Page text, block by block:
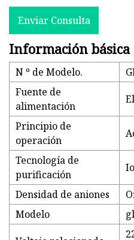
Enviar Consulta
Información básica
N º de Modelo.
Fuente de
alimentación
Principio de
operación
Tecnología de
purificación
Densidad de aniones
Modelo